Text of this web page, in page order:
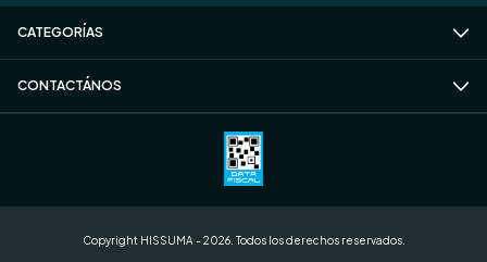
CATEGORÍAS
CONTACTÁNOS
Copyright HISSUMA - 2026. Todos los derechos reservados.